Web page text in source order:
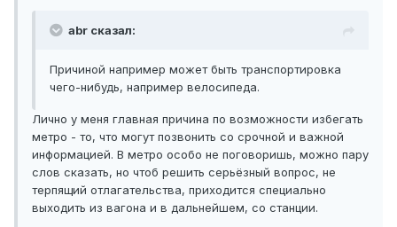
abr сказал:
Причиной например может быть транспортировка
чего-нибудь, например велосипеда.
Лично у меня главная причина по возможности избегать
метро - то, что могут позвонить со срочной и важной
информацией. В метро особо не поговоришь, можно пару
слов сказать, но чтоб решить серьёзный вопрос, не
терпящий отлагательства, приходится специально
выходить из вагона и в дальнейшем, со станции.